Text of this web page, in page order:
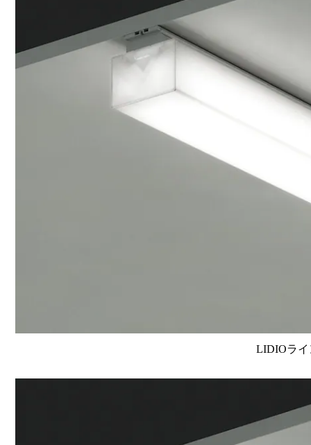
LIDIOライ